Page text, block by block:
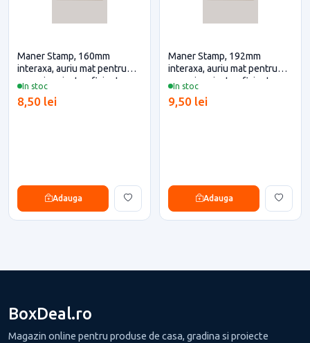
In stoc
Maner Stamp, 160mm
interaxa, auriu mat pentru
casa si proiecte eficiente
8,50 lei
Adauga
In stoc
Maner Stamp, 192mm
interaxa, auriu mat pentru
casa si proiecte eficiente
9,50 lei
Adauga
BoxDeal.ro
Magazin online pentru produse de casa, gradina si proiecte